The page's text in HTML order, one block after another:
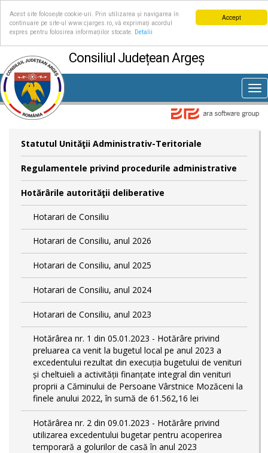
Accept
Acest site folosește cookie-uri. Prin utilizarea și navigarea în
continuare pe site-ul www.cjarges.ro, vă exprimați acordul
expres pentru folosirea informațiilor stocate.
Detalii
Consiliul Județean Argeș
Statutul Unităţii Administrativ-Teritoriale
Regulamentele privind procedurile administrative
Hotărârile autorităţii deliberative
Hotarari de Consiliu
Hotarari de Consiliu, anul 2026
Hotarari de Consiliu, anul 2025
Hotarari de Consiliu, anul 2024
Hotarari de Consiliu, anul 2023
Hotărârea nr. 1 din 05.01.2023 - Hotărâre privind
preluarea ca venit la bugetul local pe anul 2023 a
excedentului rezultat din execuția bugetului de venituri
și cheltuieli a activității finanțate integral din venituri
proprii a Căminului de Persoane Vârstnice Mozăceni la
finele anului 2022, în sumă de 61.562,16 lei
Hotărârea nr. 2 din 09.01.2023 - Hotărâre privind
utilizarea excedentului bugetar pentru acoperirea
temporară a golurilor de casă în anul 2023